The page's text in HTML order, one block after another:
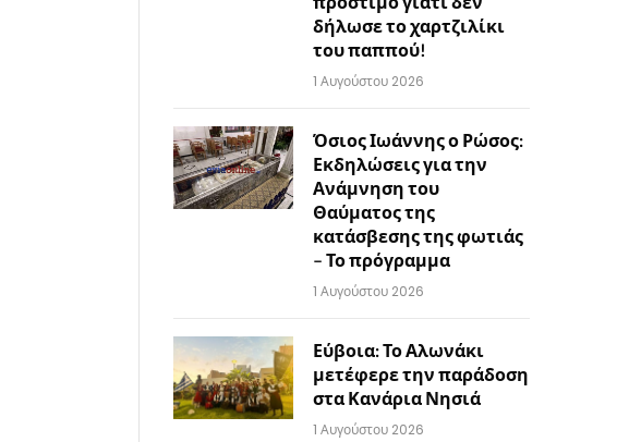
δήλωσε το χαρτζιλίκι
του παππού!
1 Αυγούστου 2026
Όσιος Ιωάννης ο Ρώσος:
Εκδηλώσεις για την
Ανάμνηση του
Θαύματος της
κατάσβεσης της φωτιάς
– Το πρόγραμμα
1 Αυγούστου 2026
Εύβοια: Το Αλωνάκι
μετέφερε την παράδοση
στα Κανάρια Νησιά
1 Αυγούστου 2026